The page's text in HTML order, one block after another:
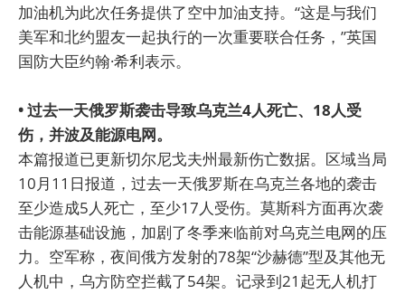
加油机为此次任务提供了空中加油支持。“这是与我们
美军和北约盟友一起执行的一次重要联合任务，”英国
国防大臣约翰·希利表示。
• 过去一天俄罗斯袭击导致乌克兰4人死亡、18人受
伤，并波及能源电网。
本篇报道已更新切尔尼戈夫州最新伤亡数据。区域当局
10月11日报道，过去一天俄罗斯在乌克兰各地的袭击
至少造成5人死亡，至少17人受伤。莫斯科方面再次袭
击能源基础设施，加剧了冬季来临前对乌克兰电网的压
力。空军称，夜间俄方发射的78架“沙赫德”型及其他无
人机中，乌方防空拦截了54架。记录到21起无人机打